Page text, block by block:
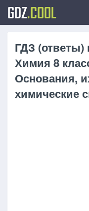
GDZ.COOL
ГДЗ (ответы)
Химия 8
Основания,
химические